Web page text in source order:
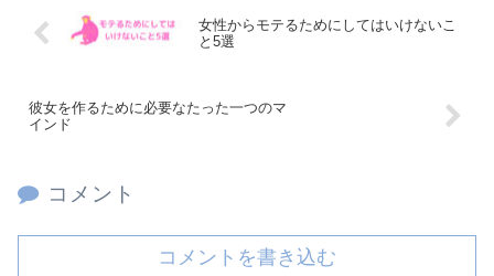
女性からモテるためにしてはいけないこ
と5選
彼女を作るために必要なたった一つのマ
インド
コメント
コメントを書き込む